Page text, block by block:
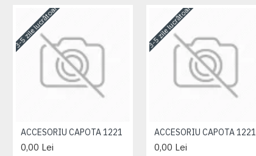
3-5 zile lucrătoare
ACCESORIU CAPOTA 1221
0,00 Lei
3-5 zile lucrătoare
ACCESORIU CAPOTA 1221
0,00 Lei